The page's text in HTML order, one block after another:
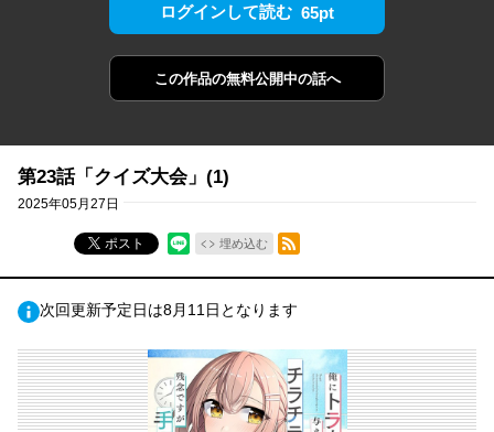
ログインして読む 65pt
この作品の無料公開中の話へ
第23話「クイズ大会」(1)
2025年05月27日
ポスト 埋め込む
RSSフィード
次回更新予定日は8月11日となります